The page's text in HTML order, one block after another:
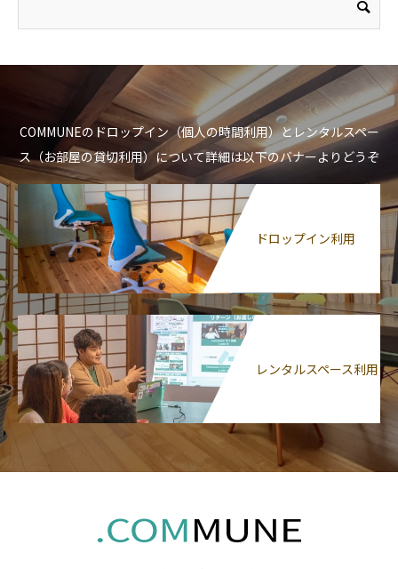
COMMUNEのドロップイン（個人の時間利用）とレンタルスペー
ス（お部屋の貸切利用）について詳細は以下のバナーよりどうぞ
ドロップイン利用
レンタルスペース利用